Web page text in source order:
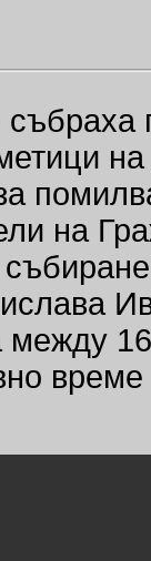
на
между